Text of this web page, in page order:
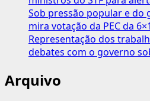
Sob pressão popular e do
mira votação da PEC da
Representação dos
debates com o governo
Arquivo